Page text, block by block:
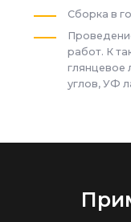
Сборка в
работ. К
глянцевое
углов, УФ